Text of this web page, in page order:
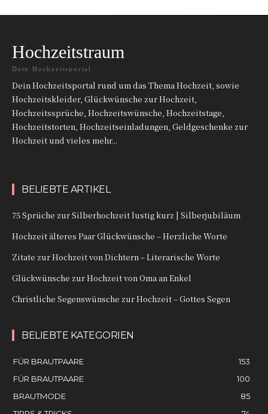
Hochzeitstraum
Dein Hochzeitsportal
Dein Hochzeitsportal rund um das Thema Hochzeit, sowie
Hochzeitskleider, Glückwünsche zur Hochzeit,
Hochzeitssprüche, Hochzeitswünsche, Hochzeitstage,
Hochzeitstorten, Hochzeitseinladungen, Geldgeschenke zur
Hochzeit und vieles mehr...
BELIEBTE ARTIKEL
75 Sprüche zur Silberhochzeit lustig kurz | Silberjubiläum
Hochzeit älteres Paar Glückwünsche – Herzliche Worte
Zitate zur Hochzeit von Dichtern – Literarische Worte
Glückwünsche zur Hochzeit von Oma an Enkel
Christliche Segenswünsche zur Hochzeit – Gottes Segen
BELIEBTE KATEGORIEN
FÜR BRAUTPAARE
153
FÜR BRAUTPAARE
100
BRAUTMODE
85